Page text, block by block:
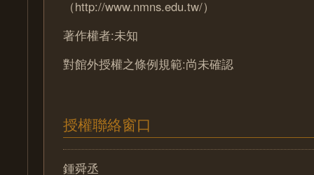
（http://www.nmns.edu.tw/）
著作權者:未知
對館外授權之條例規範:尚未確認
授權聯絡窗口
鍾舜丞